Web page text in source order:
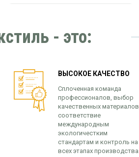
- это:
ВЫСОКОЕ КАЧЕСТВО
Сплоченная команда
профессионалов, выбор
качественных материалов,
соответствие
международным
экологичестким
стандартам и контроль на
всех этапах производства.